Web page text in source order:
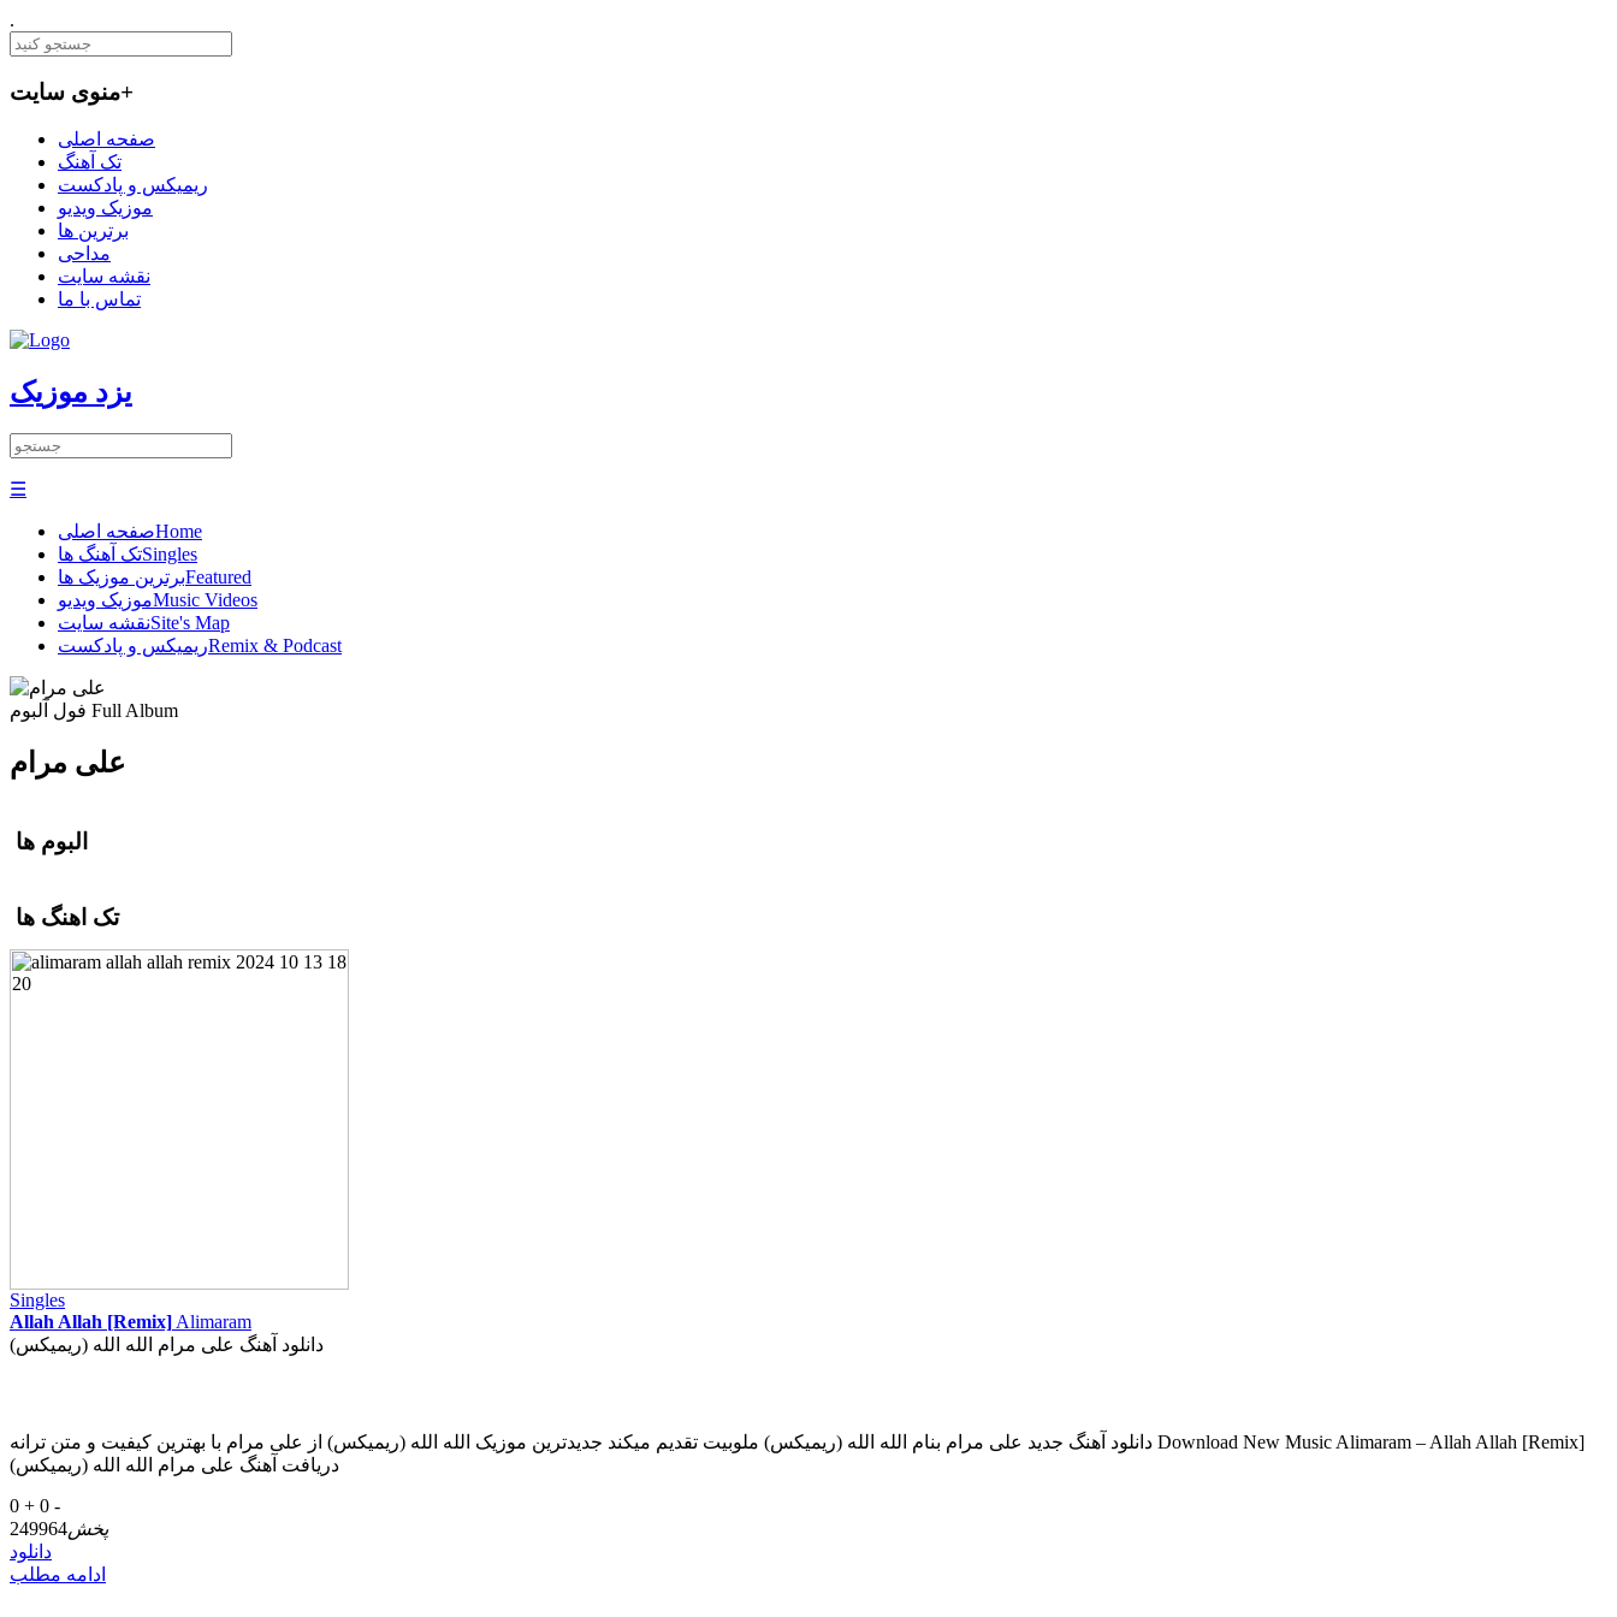
.
منوی سایت+
صفحه اصلی
تک آهنگ
ریمیکس و پادکست
موزیک ویدیو
برترین ها
مداحی
نقشه سایت
تماس با ما
یزد موزیک
☰
صفحه اصلیHome
تک آهنگ هاSingles
برترین موزیک هاFeatured
موزیک ویدیوMusic Videos
نقشه سایتSite's Map
ریمیکس و پادکستRemix & Podcast
Full Album
علی مرام
البوم ها
تک اهنگ ها
Singles
Allah Allah [Remix] Alimaram
دانلود آهنگ علی مرام الله الله (ریمیکس)
دانلود آهنگ جدید علی مرام بنام الله الله (ریمیکس) ملوبیت تقدیم میکند جدیدترین موزیک الله الله (ریمیکس) از علی مرام با بهترین کیفیت و متن ترانه Download New Music Alimaram – Allah Allah [Remix]
دریافت آهنگ علی مرام الله الله (ریمیکس)
0 + 0 -
پخش249964
دانلود
ادامه مطلب